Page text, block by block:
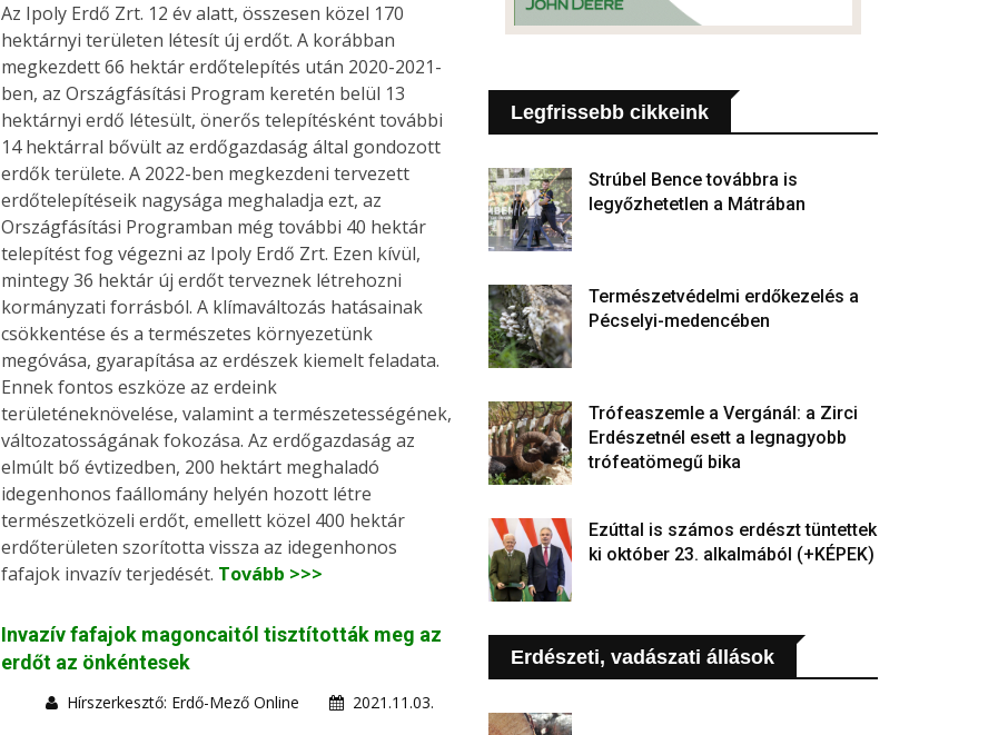
Az Ipoly Erdő Zrt. 12 év alatt, összesen közel 170
hektárnyi területen létesít új erdőt. A korábban
megkezdett 66 hektár erdőtelepítés után 2020-2021-
ben, az Országfásítási Program keretén belül 13
hektárnyi erdő létesült, önerős telepítésként további
14 hektárral bővült az erdőgazdaság által gondozott
erdők területe. A 2022-ben megkezdeni tervezett
erdőtelepítéseik nagysága meghaladja ezt, az
Országfásítási Programban még további 40 hektár
telepítést fog végezni az Ipoly Erdő Zrt. Ezen kívül,
mintegy 36 hektár új erdőt terveznek létrehozni
kormányzati forrásból. A klímaváltozás hatásainak
csökkentése és a természetes környezetünk
megóvása, gyarapítása az erdészek kiemelt feladata.
Ennek fontos eszköze az erdeink
területéneknövelése, valamint a természetességének,
változatosságának fokozása. Az erdőgazdaság az
elmúlt bő évtizedben, 200 hektárt meghaladó
idegenhonos faállomány helyén hozott létre
természetközeli erdőt, emellett közel 400 hektár
erdőterületen szorította vissza az idegenhonos
fafajok invazív terjedését. Tovább >>>
Invazív fafajok magoncaitól tisztították meg az
erdőt az önkéntesek
Hírszerkesztő: Erdő-Mező Online 2021.11.03.
Legfrissebb cikkeink
Strúbel Bence továbbra is
legyőzhetetlen a Mátrában
Természetvédelmi erdőkezelés a
Pécselyi-medencében
Trófeaszemle a Vergánál: a Zirci
Erdészetnél esett a legnagyobb
trófeatömegű bika
Ezúttal is számos erdészt tüntettek
ki október 23. alkalmából (+KÉPEK)
Erdészeti, vadászati állások